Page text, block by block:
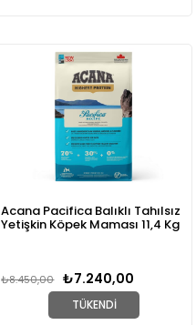
TÜKENDI
Acana Pacifica Balıklı Tahılsız
Yetişkin Köpek Maması 11,4 Kg
₺7.240,00
₺8.450,00